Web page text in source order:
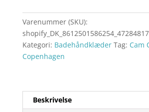
Varenummer (SKU):
Kategori: Badehåndklæder Tag: Cam
Copenhagen
Beskrivelse